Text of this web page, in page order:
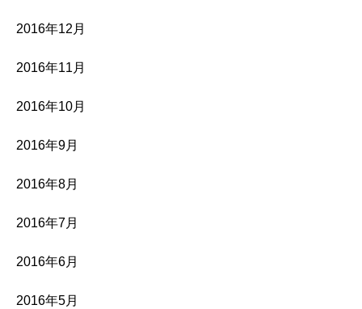
2016年12月
2016年11月
2016年10月
2016年9月
2016年8月
2016年7月
2016年6月
2016年5月